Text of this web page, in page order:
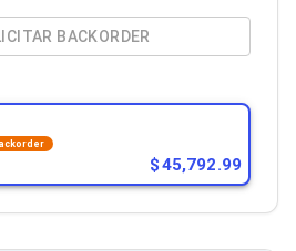
Gabinetes
para Servidores
BACKORDER
45,792.99